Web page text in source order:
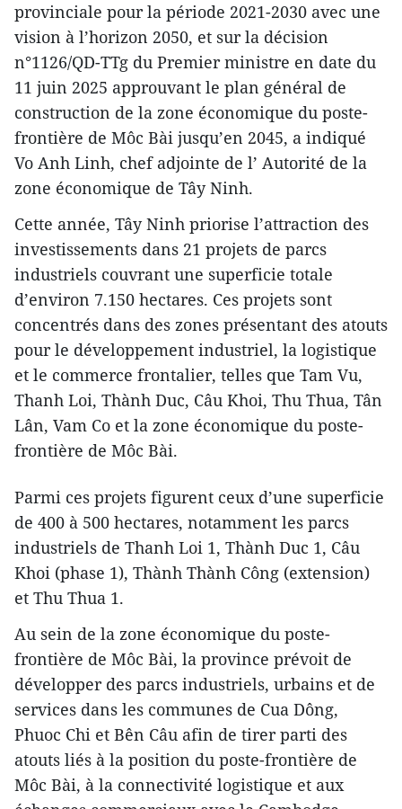
provinciale pour la période 2021-2030 avec une
vision à l’horizon 2050, et sur la décision
n°1126/QD-TTg du Premier ministre en date du
11 juin 2025 approuvant le plan général de
construction de la zone économique du poste-
frontière de Môc Bài jusqu’en 2045, a indiqué
Vo Anh Linh, chef adjointe de l’ Autorité de la
zone économique de Tây Ninh.
Cette année, Tây Ninh priorise l’attraction des
investissements dans 21 projets de parcs
industriels couvrant une superficie totale
d’environ 7.150 hectares. Ces projets sont
concentrés dans des zones présentant des atouts
pour le développement industriel, la logistique
et le commerce frontalier, telles que Tam Vu,
Thanh Loi, Thành Duc, Câu Khoi, Thu Thua, Tân
Lân, Vam Co et la zone économique du poste-
frontière de Môc Bài.
Parmi ces projets figurent ceux d’une superficie
de 400 à 500 hectares, notamment les parcs
industriels de Thanh Loi 1, Thành Duc 1, Câu
Khoi (phase 1), Thành Thành Công (extension)
et Thu Thua 1.
Au sein de la zone économique du poste-
frontière de Môc Bài, la province prévoit de
développer des parcs industriels, urbains et de
services dans les communes de Cua Dông,
Phuoc Chi et Bên Câu afin de tirer parti des
atouts liés à la position du poste-frontière de
Môc Bài, à la connectivité logistique et aux